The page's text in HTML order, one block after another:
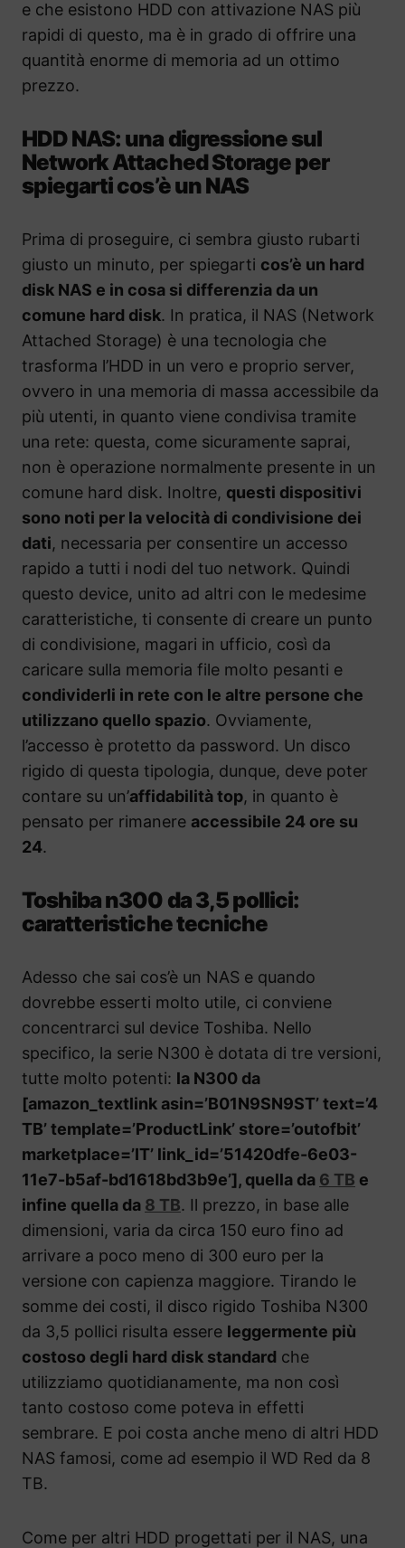
e che esistono HDD con attivazione NAS più
rapidi di questo, ma è in grado di offrire una
quantità enorme di memoria ad un ottimo
prezzo.
HDD NAS: una digressione sul
Network Attached Storage per
spiegarti cos’è un NAS
Prima di proseguire, ci sembra giusto rubarti
giusto un minuto, per spiegarti cos’è un hard
disk NAS e in cosa si differenzia da un
comune hard disk. In pratica, il NAS (Network
Attached Storage) è una tecnologia che
trasforma l’HDD in un vero e proprio server,
ovvero in una memoria di massa accessibile da
più utenti, in quanto viene condivisa tramite
una rete: questa, come sicuramente saprai,
non è operazione normalmente presente in un
comune hard disk. Inoltre, questi dispositivi
sono noti per la velocità di condivisione dei
dati, necessaria per consentire un accesso
rapido a tutti i nodi del tuo network. Quindi
questo device, unito ad altri con le medesime
caratteristiche, ti consente di creare un punto
di condivisione, magari in ufficio, così da
caricare sulla memoria file molto pesanti e
condividerli in rete con le altre persone che
utilizzano quello spazio. Ovviamente,
l’accesso è protetto da password. Un disco
rigido di questa tipologia, dunque, deve poter
contare su un’affidabilità top, in quanto è
pensato per rimanere accessibile 24 ore su
24.
Toshiba n300 da 3,5 pollici:
caratteristiche tecniche
Adesso che sai cos’è un NAS e quando
dovrebbe esserti molto utile, ci conviene
concentrarci sul device Toshiba. Nello
specifico, la serie N300 è dotata di tre versioni,
tutte molto potenti: la N300 da
[amazon_textlink asin=’B01N9SN9ST’ text=’4
TB’ template=’ProductLink’ store=’outofbit’
marketplace=’IT’ link_id=’51420dfe-6e03-
11e7-b5af-bd1618bd3b9e’], quella da 6 TB e
infine quella da 8 TB. Il prezzo, in base alle
dimensioni, varia da circa 150 euro fino ad
arrivare a poco meno di 300 euro per la
versione con capienza maggiore. Tirando le
somme dei costi, il disco rigido Toshiba N300
da 3,5 pollici risulta essere leggermente più
costoso degli hard disk standard che
utilizziamo quotidianamente, ma non così
tanto costoso come poteva in effetti
sembrare. E poi costa anche meno di altri HDD
NAS famosi, come ad esempio il WD Red da 8
TB.
Come per altri HDD progettati per il NAS, una